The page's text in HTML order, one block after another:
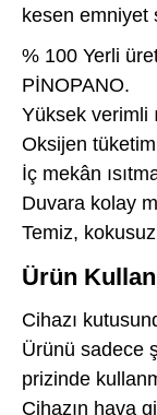
kesen emniyet
% 100 Yerli
PİNOPANO.
Yüksek verimli
Oksijen
İç mekân
Duvara kolay
Temiz,
Ürün
Cihazı
Ürünü sadece
prizinde
Cihazın hava